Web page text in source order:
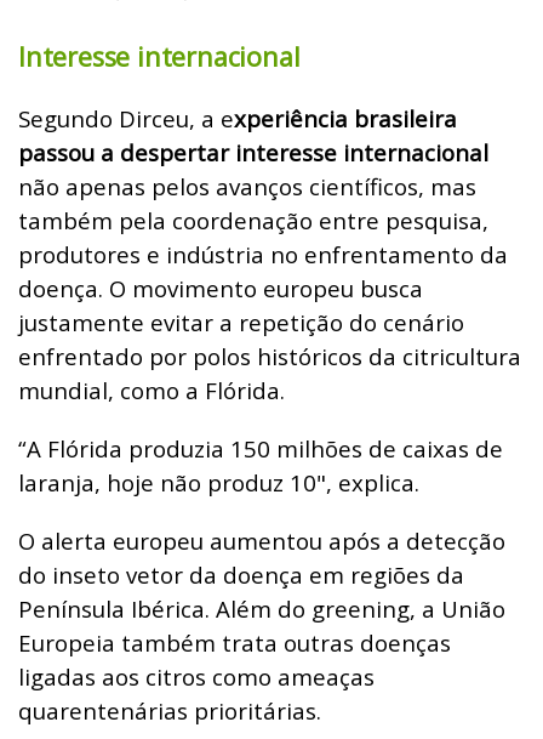
Interesse internacional
Segundo Dirceu, a experiência brasileira
passou a despertar interesse internacional
não apenas pelos avanços científicos, mas
também pela coordenação entre pesquisa,
produtores e indústria no enfrentamento da
doença. O movimento europeu busca
justamente evitar a repetição do cenário
enfrentado por polos históricos da citricultura
mundial, como a Flórida.
“A Flórida produzia 150 milhões de caixas de
laranja, hoje não produz 10", explica.
O alerta europeu aumentou após a detecção
do inseto vetor da doença em regiões da
Península Ibérica. Além do greening, a União
Europeia também trata outras doenças
ligadas aos citros como ameaças
quarentenárias prioritárias.